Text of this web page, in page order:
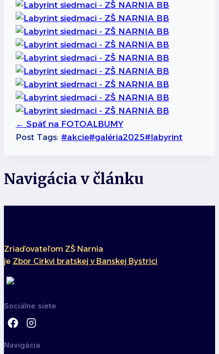
← Späť na FOTOALBUMY
Post Tags: #akcie#galéria2025#labyrint
Navigácia v článku
Zriaďovateľom ZŠ Narnia
je Zbor Cirkvi bratskej v Banskej Bystrici
Sociálne siete
Navigácia